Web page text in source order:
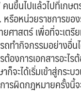
ขึ้นไปแล้วไปที่เกษ
หรือหน่วยราชการ
สตร์ เพื่อที่จะเตรี
ถทำกิจกรรมอย่าง
ต้องการเอกสารอ
จะได้เริ่มเข้าสู่กร
รผิดกฎหมายครั้งนี้